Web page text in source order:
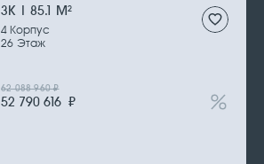
3К | 85.1 М2
4 Корпус
26 Этаж
52 790 616 ₽
62 088 960₽